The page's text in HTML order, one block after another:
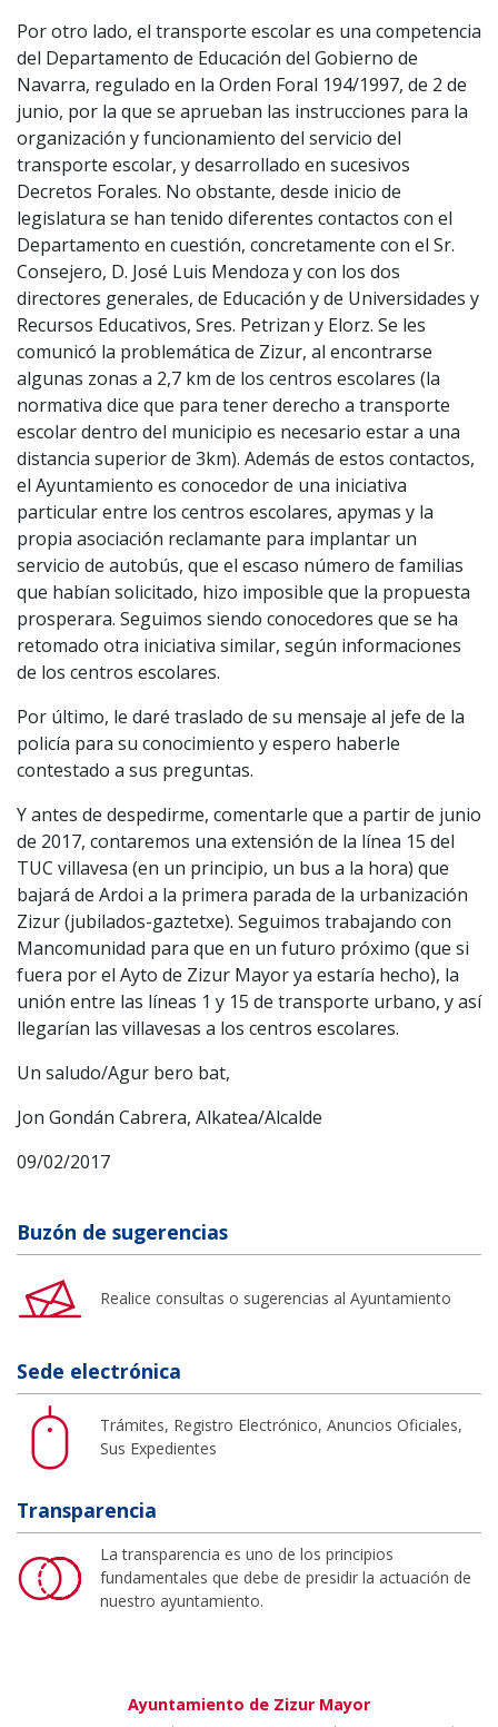
Por otro lado, el transporte escolar es una competencia
del Departamento de Educación del Gobierno de
Navarra, regulado en la Orden Foral 194/1997, de 2 de
junio, por la que se aprueban las instrucciones para la
organización y funcionamiento del servicio del
transporte escolar, y desarrollado en sucesivos
Decretos Forales. No obstante, desde inicio de
legislatura se han tenido diferentes contactos con el
Departamento en cuestión, concretamente con el Sr.
Consejero, D. José Luis Mendoza y con los dos
directores generales, de Educación y de Universidades y
Recursos Educativos, Sres. Petrizan y Elorz. Se les
comunicó la problemática de Zizur, al encontrarse
algunas zonas a 2,7 km de los centros escolares (la
normativa dice que para tener derecho a transporte
escolar dentro del municipio es necesario estar a una
distancia superior de 3km). Además de estos contactos,
el Ayuntamiento es conocedor de una iniciativa
particular entre los centros escolares, apymas y la
propia asociación reclamante para implantar un
servicio de autobús, que el escaso número de familias
que habían solicitado, hizo imposible que la propuesta
prosperara. Seguimos siendo conocedores que se ha
retomado otra iniciativa similar, según informaciones
de los centros escolares.
Por último, le daré traslado de su mensaje al jefe de la
policía para su conocimiento y espero haberle
contestado a sus preguntas.
Y antes de despedirme, comentarle que a partir de junio
de 2017, contaremos una extensión de la línea 15 del
TUC villavesa (en un principio, un bus a la hora) que
bajará de Ardoi a la primera parada de la urbanización
Zizur (jubilados-gaztetxe). Seguimos trabajando con
Mancomunidad para que en un futuro próximo (que si
fuera por el Ayto de Zizur Mayor ya estaría hecho), la
unión entre las líneas 1 y 15 de transporte urbano, y así
llegarían las villavesas a los centros escolares.
Un saludo/Agur bero bat,
Jon Gondán Cabrera, Alkatea/Alcalde
09/02/2017
Buzón de sugerencias
Realice consultas o sugerencias al Ayuntamiento
Sede electrónica
Trámites, Registro Electrónico, Anuncios Oficiales,
Sus Expedientes
Transparencia
La transparencia es uno de los principios
fundamentales que debe de presidir la actuación de
nuestro ayuntamiento.
Ayuntamiento de Zizur Mayor